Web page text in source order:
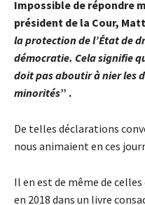
Impossible de répondre
président de la Cour,
la protection de l’État de
démocratie. Cela signifie
doit pas aboutir à nier les
minorités” .
De telles déclarations
nous animaient en ces
Il en est de même de
en 2018 dans un livre